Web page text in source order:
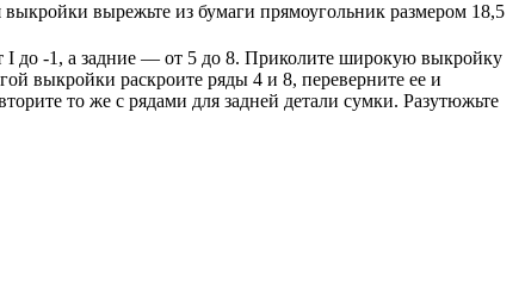
выкройки вырежьте из бумаги прямоугольник размером 18,5
I до -1, а задние — от 5 до 8. Приколите широкую выкройку
выкройки раскроите ряды 4 и 8, переверните ее и
то же с рядами для задней детали сумки. Разутюжьте